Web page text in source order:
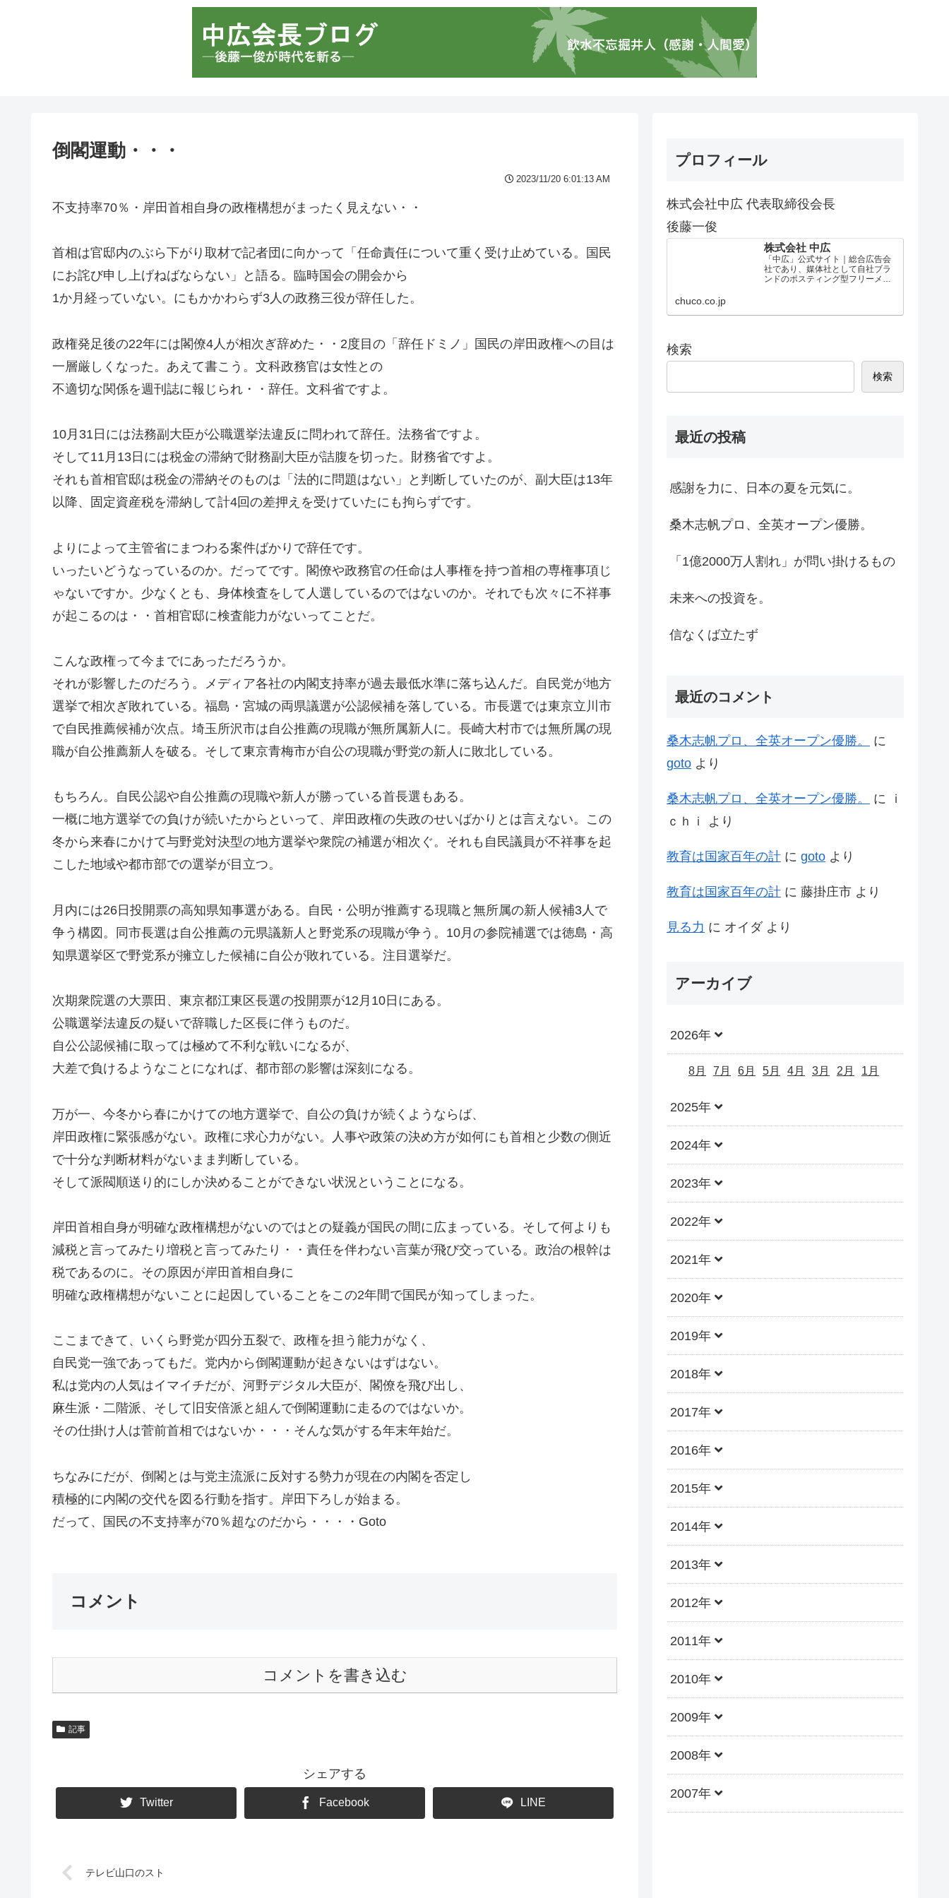
倒閣運動・・・
2023/11/20 6:01:13 AM
不支持率70％・岸田首相自身の政権構想がまったく見えない・・
首相は官邸内のぶら下がり取材で記者団に向かって「任命責任について重く受け止めている。国民
にお詫び申し上げねばならない」と語る。臨時国会の開会から
1か月経っていない。にもかかわらず3人の政務三役が辞任した。
政権発足後の22年には閣僚4人が相次ぎ辞めた・・2度目の「辞任ドミノ」国民の岸田政権への目は
一層厳しくなった。あえて書こう。文科政務官は女性との
不適切な関係を週刊誌に報じられ・・辞任。文科省ですよ。
10月31日には法務副大臣が公職選挙法違反に問われて辞任。法務省ですよ。
そして11月13日には税金の滞納で財務副大臣が詰腹を切った。財務省ですよ。
それも首相官邸は税金の滞納そのものは「法的に問題はない」と判断していたのが、副大臣は13年
以降、固定資産税を滞納して計4回の差押えを受けていたにも拘らずです。
よりによって主管省にまつわる案件ばかりで辞任です。
いったいどうなっているのか。だってです。閣僚や政務官の任命は人事権を持つ首相の専権事項じ
ゃないですか。少なくとも、身体検査をして人選しているのではないのか。それでも次々に不祥事
が起こるのは・・首相官邸に検査能力がないってことだ。
こんな政権って今までにあっただろうか。
それが影響したのだろう。メディア各社の内閣支持率が過去最低水準に落ち込んだ。自民党が地方
選挙で相次ぎ敗れている。福島・宮城の両県議選が公認候補を落している。市長選では東京立川市
で自民推薦候補が次点。埼玉所沢市は自公推薦の現職が無所属新人に。長崎大村市では無所属の現
職が自公推薦新人を破る。そして東京青梅市が自公の現職が野党の新人に敗北している。
もちろん。自民公認や自公推薦の現職や新人が勝っている首長選もある。
一概に地方選挙での負けが続いたからといって、岸田政権の失政のせいばかりとは言えない。この
冬から来春にかけて与野党対決型の地方選挙や衆院の補選が相次ぐ。それも自民議員が不祥事を起
こした地域や都市部での選挙が目立つ。
月内には26日投開票の高知県知事選がある。自民・公明が推薦する現職と無所属の新人候補3人で
争う構図。同市長選は自公推薦の元県議新人と野党系の現職が争う。10月の参院補選では徳島・高
知県選挙区で野党系が擁立した候補に自公が敗れている。注目選挙だ。
次期衆院選の大票田、東京都江東区長選の投開票が12月10日にある。
公職選挙法違反の疑いで辞職した区長に伴うものだ。
自公公認候補に取っては極めて不利な戦いになるが、
大差で負けるようなことになれば、都市部の影響は深刻になる。
万が一、今冬から春にかけての地方選挙で、自公の負けが続くようならば、
岸田政権に緊張感がない。政権に求心力がない。人事や政策の決め方が如何にも首相と少数の側近
で十分な判断材料がないまま判断している。
そして派閥順送り的にしか決めることができない状況ということになる。
岸田首相自身が明確な政権構想がないのではとの疑義が国民の間に広まっている。そして何よりも
減税と言ってみたり増税と言ってみたり・・責任を伴わない言葉が飛び交っている。政治の根幹は
税であるのに。その原因が岸田首相自身に
明確な政権構想がないことに起因していることをこの2年間で国民が知ってしまった。
ここまできて、いくら野党が四分五裂で、政権を担う能力がなく、
自民党一強であってもだ。党内から倒閣運動が起きないはずはない。
私は党内の人気はイマイチだが、河野デジタル大臣が、閣僚を飛び出し、
麻生派・二階派、そして旧安倍派と組んで倒閣運動に走るのではないか。
その仕掛け人は菅前首相ではないか・・・そんな気がする年末年始だ。
ちなみにだが、倒閣とは与党主流派に反対する勢力が現在の内閣を否定し
積極的に内閣の交代を図る行動を指す。岸田下ろしが始まる。
だって、国民の不支持率が70％超なのだから・・・・Goto
コメント
コメントを書き込む
記事
シェアする
Twitter Facebook LINE
テレビ山口のスト
プロフィール
株式会社中広 代表取締役会長
後藤一俊
株式会社 中広
「中広」公式サイト｜総合広告会
社であり、媒体社として自社ブラ
ンドのポスティング型フリーメデ
chuco.co.jp
検索
検索
最近の投稿
感謝を力に、日本の夏を元気に。
桑木志帆プロ、全英オープン優勝。
「1億2000万人割れ」が問い掛けるもの
未来への投資を。
信なくば立たず
最近のコメント
桑木志帆プロ、全英オープン優勝。
に
goto より
桑木志帆プロ、全英オープン優勝。 に
ｉ
ｃｈｉ
より
教育は国家百年の計 に goto より
教育は国家百年の計 に 藤掛庄市 より
見る力 に オイダ より
アーカイブ
2026年
8月 7月 6月 5月 4月 3月 2月 1月
2025年
2024年
2023年
2022年
2021年
2020年
2019年
2018年
2017年
2016年
2015年
2014年
2013年
2012年
2011年
2010年
2009年
2008年
2007年